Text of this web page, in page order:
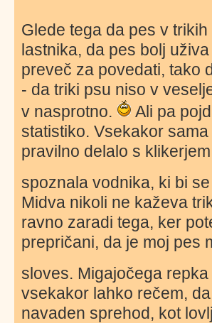
Glede tega da pes v
lastnika, da pes bolj
preveč za povedati, tako
- da triki psu niso v
v nasprotno.
Ali pa
statistiko. Vsekakor
pravilno delalo s
spoznala vodnika, ki bi
Midva nikoli ne kaževa
ravno zaradi tega, ker
prepričani, da je moj pes
sloves. Migajočega
vsekakor lahko rečem,
navaden sprehod, kot